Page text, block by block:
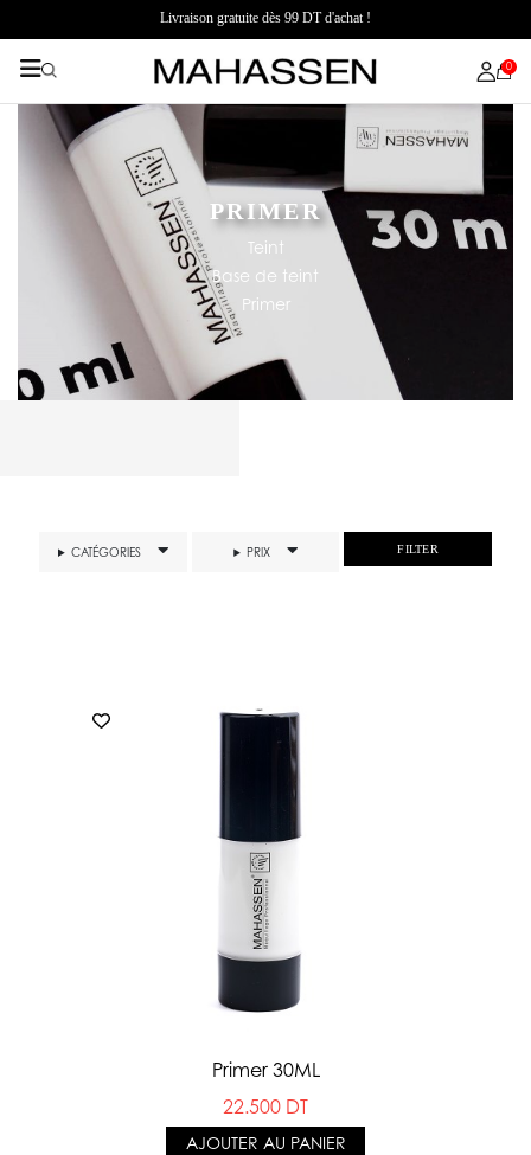
Livraison gratuite dès 99 DT d'achat !
0
PRIMER
Teint
Base de teint
Primer
CATÉGORIES PRIX FILTER
Primer 30ML
22.500 DT
AJOUTER AU PANIER